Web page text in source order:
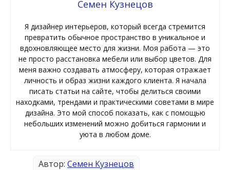
Семен Кузнецов
Я дизайнер интерьеров, который всегда стремится
превратить обычное пространство в уникальное и
вдохновляющее место для жизни. Моя работа — это
не просто расстановка мебели или выбор цветов. Для
меня важно создавать атмосферу, которая отражает
личность и образ жизни каждого клиента. Я начала
писать статьи на сайте, чтобы делиться своими
находками, трендами и практическими советами в мире
дизайна. Это мой способ показать, как с помощью
небольших изменений можно добиться гармонии и
уюта в любом доме.
Автор: Семен Кузнецов